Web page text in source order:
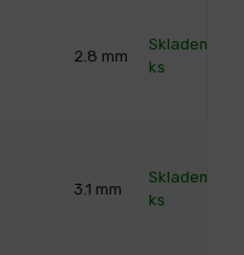
2.8 mm
Skladem
ks
3.1 mm
Skladem 129
ks